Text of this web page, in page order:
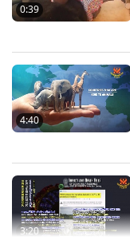
3:04
2:51
0:39
4:40
3:20